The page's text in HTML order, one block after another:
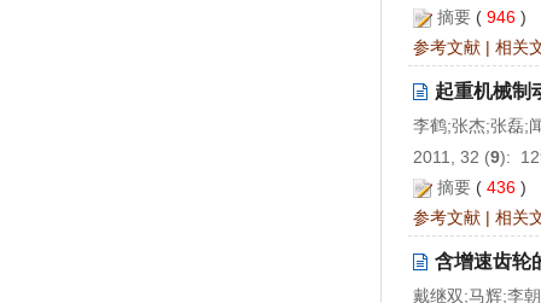
摘要 ( 946 )
参考文献 | 相关
起重机械制
李鹤;张杰;张磊;
2011, 32 (9):
摘要 ( 436 )
参考文献 | 相关
含增速齿轮
戴继双;马辉;李